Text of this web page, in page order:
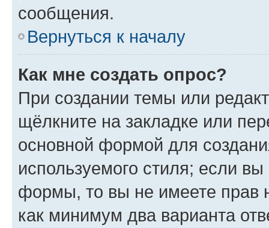
сообщения.
Вернуться к началу
Как мне создать опрос?
При создании темы или
щёлкните на закладке или
основной формой для
используемого стиля; если
формы, то вы не имеете прав
как минимум два варианта